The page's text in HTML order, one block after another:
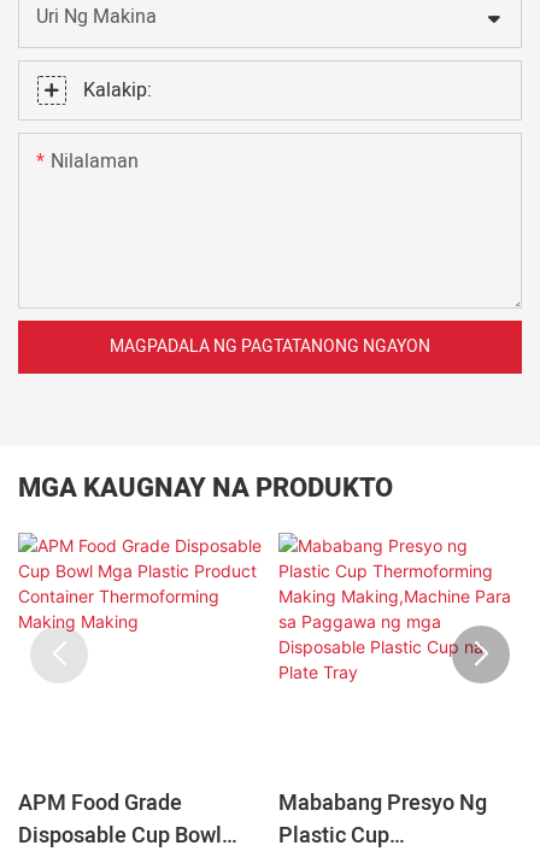
Uri Ng Makina
Kalakip:
Nilalaman
MAGPADALA NG PAGTATANONG NGAYON
MGA KAUGNAY NA PRODUKTO
APM Food Grade
Disposable Cup Bowl
Mababang Presyo Ng
Plastic Cup